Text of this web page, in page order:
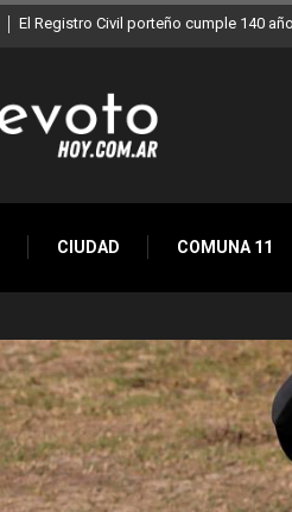
Buenos Aires sumó 12 nuevos Bares
CIUDAD COMUNA 11